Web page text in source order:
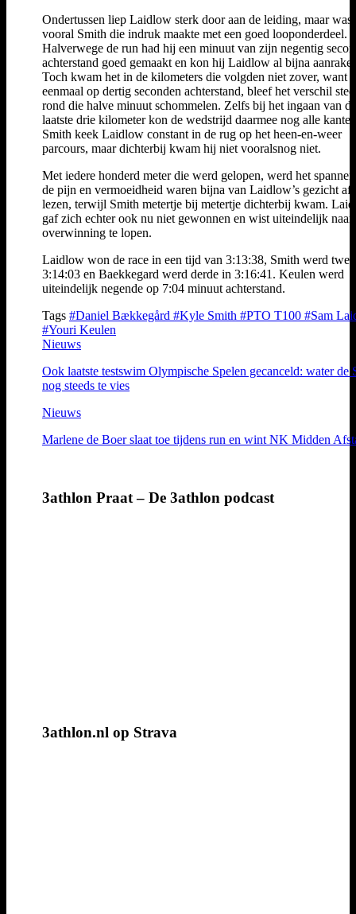
Ondertussen liep Laidlow sterk door aan de leiding, maar was
vooral Smith die indruk maakte met een goed looponderdeel.
Halverwege de run had hij een minuut van zijn negentig
achterstand goed gemaakt en kon hij Laidlow al bijna
Toch kwam het in de kilometers die volgden niet zover, want
eenmaal op dertig seconden achterstand, bleef het verschil
rond die halve minuut schommelen. Zelfs bij het ingaan van de
laatste drie kilometer kon de wedstrijd daarmee nog alle
Smith keek Laidlow constant in de rug op het heen-en-weer
parcours, maar dichterbij kwam hij niet vooralsnog niet.
Met iedere honderd meter die werd gelopen, werd het
de pijn en vermoeidheid waren bijna van Laidlow’s gezicht af
lezen, terwijl Smith metertje bij metertje dichterbij kwam.
gaf zich echter ook nu niet gewonnen en wist uiteindelijk naar
overwinning te lopen.
Laidlow won de race in een tijd van 3:13:38, Smith werd
3:14:03 en Baekkegard werd derde in 3:16:41. Keulen werd
uiteindelijk negende op 7:04 minuut achterstand.
Tags #Daniel Bækkegård #Kyle Smith #PTO T100 #Sam
#Youri Keulen
Nieuws
Ook laatste testswim Olympische Spelen gecanceld: water de
nog steeds te vies
Nieuws
Marlene de Boer slaat toe tijdens run en wint NK Midden
3athlon Praat – De 3athlon podcast
3athlon.nl op Strava